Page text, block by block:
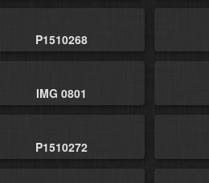
P1510268
IMG 0801
P1510272